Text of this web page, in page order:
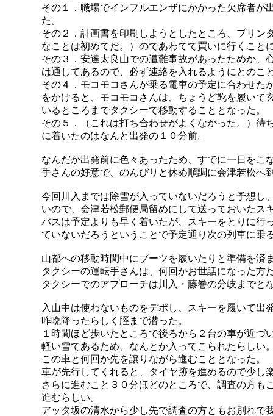
その１．職場でインフルエンザにかかった欠席者
た。
その２．計画書を印刷しようとしたところ、プリ
なことは初めてだ。）のであわてて買いに行くこと
その３．安達太良山での遭難事故があったためか
は通してあるので、必ず連絡を入れるようにとのこ
その４．モコモコさんが乗る電車の予定に合わせ
をかけると、モコモコさんは、ちょうど靴を履い
いるところまでタクシーで移動することとなった。
その５．（これは打ち合わせがよくなかった。）
に着いたのはなんと出発の１０分前。
なんだか出発前に色々あったため、すでに一日を
手さんの好意で、のんびりと休め順調に会津若松へ
今回川入までは除雪が入っていないだろうと予想し
いので、会津若松郵便局留めにして送っておいたス
バスは予定よりも早く着いたが、スキーをとりに行
ていないだろうということで予定通り次の列車に乗
山都への移動時間中にブーツを履いたりと準備を済
タクシーの運転手さんは、何回かお世話になった方
タクシーでのアプローチは川入・藤巻の分岐までと
入山中は使わないものをデポし、スキーを履いて出
昨晩降ったらしく脛まで潜った。
１時間ほど歩いたところで後ろから２台の車が近づ
軽い雪であるため、なんとか入ってこられたらしい
この車と何回か先を譲りながら進むこととなった。
車が先行してくれると、タイヤ跡を進めるので少し
さらに進むこと３０分ほどのところで、調査の方
進むらしい。
アッタ坂の清水から少し先で調査の方ともお別れで